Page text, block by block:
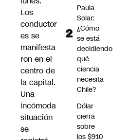
Los
conductor
es se
manifesta
ron en el
centro de
la capital.
Una
incómoda
situación
se
Paula
Solar:
¿Cómo
se está
decidiendo
qué
ciencia
necesita
Chile?
Dólar
cierra
sobre
los $910